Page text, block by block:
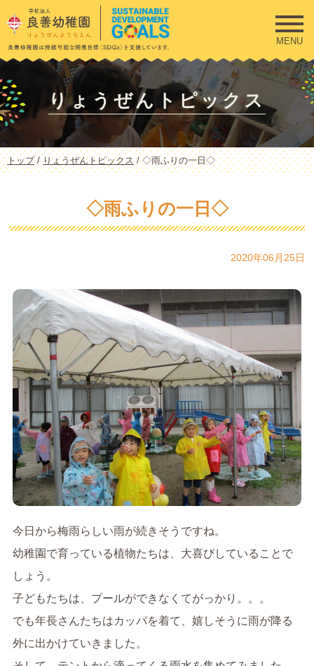
このページの本文へ
MENU
りょうぜんトピックス
現
在
トップ/りょうぜんトピックス /◇雨ふりの一日◇
◇雨ふりの一日◇
2020年06月25日
今日から梅雨らしい雨が続きそうですね。
幼稚園で育っている植物たちは、大喜びしていることで
しょう。
子どもたちは、プールができなくてがっかり。。。
でも年長さんたちはカッパを着て、嬉しそうに雨が降る
外に出かけていきました。